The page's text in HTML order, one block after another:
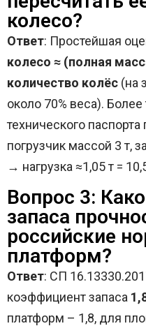
колесо?
Ответ: Простейшая
колесо ≈ (полная
количество колёс (на
около 70% веса).
технического
погрузчик массой 3 т,
→ нагрузка ≈1,05 т =
Вопрос 3:
запаса
российские
платформ?
Ответ: СП
коэффициент запаса
платформ – 1,8, для